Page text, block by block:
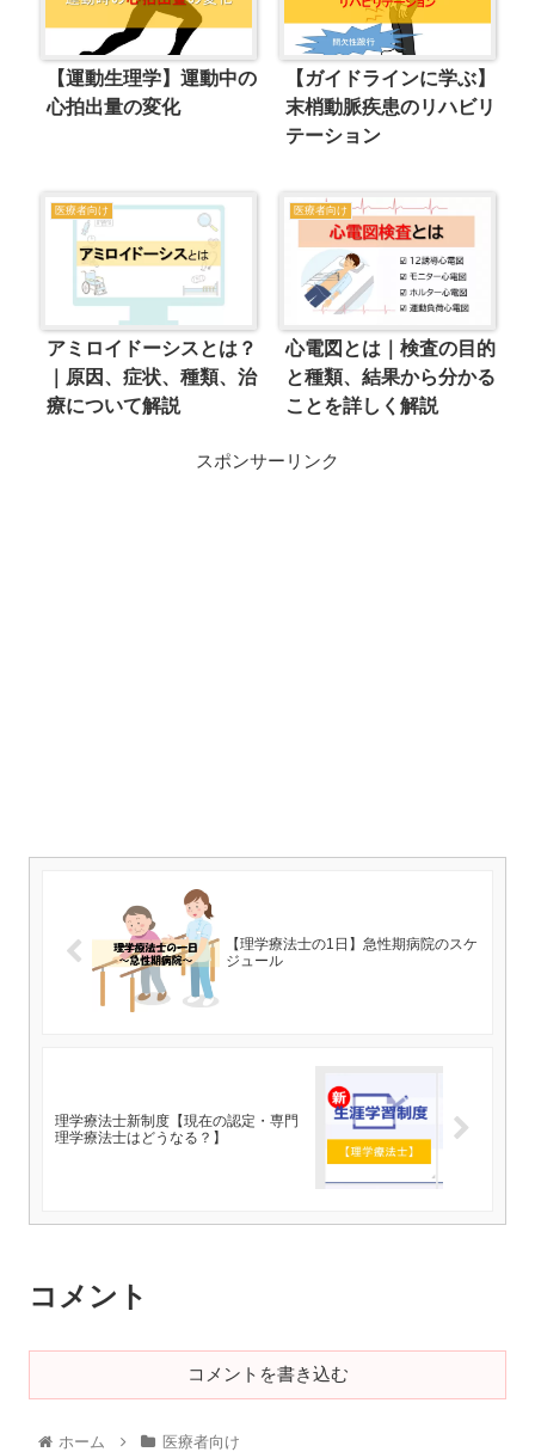
【運動生理学】運動中の
心拍出量の変化
【ガイドラインに学ぶ】
末梢動脈疾患のリハビリ
テーション
医療者向け
アミロイドーシスとは？
｜原因、症状、種類、治
療について解説
医療者向け
心電図とは｜検査の目的
と種類、結果から分かる
ことを詳しく解説
スポンサーリンク
【理学療法士の1日】急性期病院のスケ
ジュール
理学療法士新制度【現在の認定・専門
理学療法士はどうなる？】
コメント
コメントを書き込む
ホーム 医療者向け